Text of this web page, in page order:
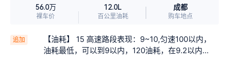
比老款颜值高了，老款也可以改这种套件 轮眉由麻
面换成带喷漆面的了 4.动力充沛 高速遇到公路之王
动踏板 也不影响上个马路牙子很轻松 升到最高一般
的涉水 走个烂路也很轻松。 6.储物空间超多 杂物箱
56.0万
裸车价
12.0L
百公里油耗
成都
购车地点
追加
【油耗】 15 高速路段表现：9~10,匀速100以内，
油耗最低，可以到9以内，120油耗，在9.2以内